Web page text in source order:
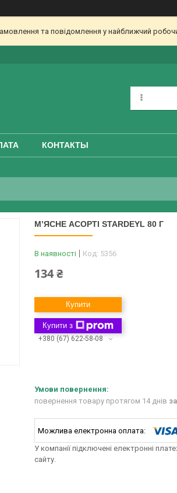
та повідомлення у найближчий
КОНТАКТЫ
М’ЯСНЕ АСОРТІ STARDEYL 80 Г
В наявності Код: 5356
134 ₴
Купити
Купити з
+380 (67) 622-58-08
повернення товару протягом 14 днів
У компанії підключені електронні
сайту.